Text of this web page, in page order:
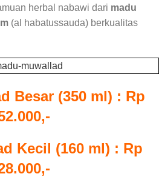
herbal nabawi dari madu
(al habatussauda) berkualitas
Besar (350 ml) : Rp
Kecil (160 ml) : Rp